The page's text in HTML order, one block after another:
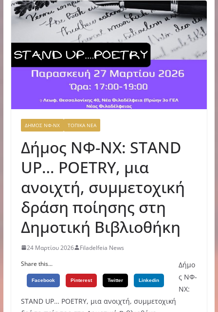
ΔΗΜΟΣ ΝΦ-ΝΧ ΤΟΠΙΚΑ ΝΕΑ
Δήμος ΝΦ-ΝΧ: STAND
UP… POETRY, μια
ανοιχτή, συμμετοχική
δράση ποίησης στη
Δημοτική Βιβλιοθήκη
24 Μαρτίου 2026
Filadelfeia News
Share this...
Facebook Pinterest Twitter Linkedin
Δήμο
ς ΝΦ-
ΝΧ:
STAND UP… POETRY, μια ανοιχτή, συμμετοχική